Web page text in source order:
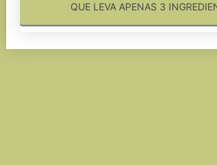
QUE LEVA APENAS 3